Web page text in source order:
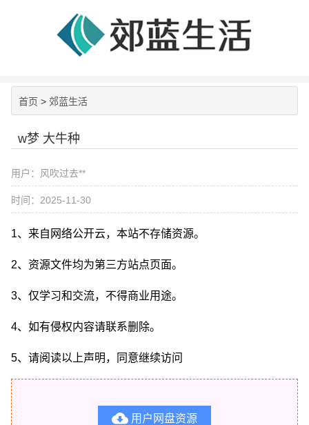
首页 > 郊蓝生活
w梦 大牛种
用户：风吹过去**
时间：2025-11-30
1、来自网络公开云，本站不存储资源。
2、资源文件均为第三方站点页面。
3、仅学习和交流，不得商业用途。
4、如有侵权内容请联系删除。
5、请阅读以上声明，同意继续访问
 用户网盘资源